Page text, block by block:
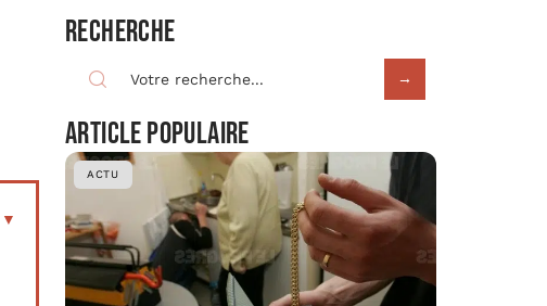
Recherche
Article populaire
ACTU